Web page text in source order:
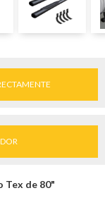
Tex de 80"